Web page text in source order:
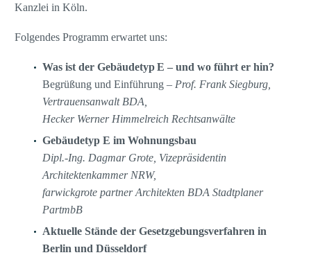
Kanzlei in Köln.
Folgendes Programm erwartet uns:
Was ist der GebäudetypE – und wo führt er hin?
Begrüßung und Einführung – Prof. Frank Siegburg,
Vertrauensanwalt BDA,
Hecker Werner Himmelreich Rechtsanwälte
Gebäudetyp E im Wohnungsbau
Dipl.-Ing. Dagmar Grote, Vizepräsidentin
Architektenkammer NRW,
farwickgrote partner Architekten BDA Stadtplaner
PartmbB
Aktuelle Stände der Gesetzgebungsverfahren in
Berlin und Düsseldorf